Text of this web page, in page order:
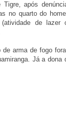
após
no quarto do
de lazer
arma de fogo
Já a dona